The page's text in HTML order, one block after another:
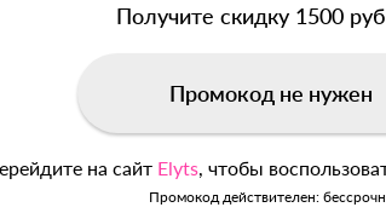
Получите скидку 1500
Промокод не нужен
на сайт Elyts, чтобы
Промокод действителен: